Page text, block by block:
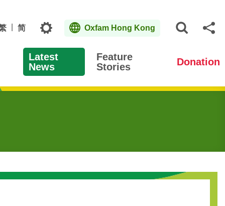
简 Topics Oxfam Hong Kong
Latest
News
Feature
Stories
Donation